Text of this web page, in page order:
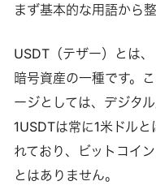
まず基本的な用語から
USDT（テザー）とは
暗号資産の一種です。
ージとしては、デジタ
1USDTは常に1米ドル
れており、ビットコイ
とはありません。